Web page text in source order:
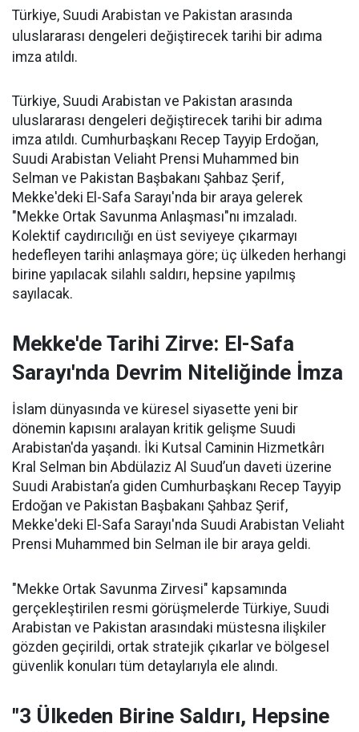
Türkiye, Suudi Arabistan ve Pakistan arasında
uluslararası dengeleri değiştirecek tarihi bir adıma
imza atıldı.
Türkiye, Suudi Arabistan ve Pakistan arasında
uluslararası dengeleri değiştirecek tarihi bir adıma
imza atıldı. Cumhurbaşkanı Recep Tayyip Erdoğan,
Suudi Arabistan Veliaht Prensi Muhammed bin
Selman ve Pakistan Başbakanı Şahbaz Şerif,
Mekke'deki El-Safa Sarayı'nda bir araya gelerek
"Mekke Ortak Savunma Anlaşması"nı imzaladı.
Kolektif caydırıcılığı en üst seviyeye çıkarmayı
hedefleyen tarihi anlaşmaya göre; üç ülkeden herhangi
birine yapılacak silahlı saldırı, hepsine yapılmış
sayılacak.
Mekke'de Tarihi Zirve: El-Safa
Sarayı'nda Devrim Niteliğinde İmza
İslam dünyasında ve küresel siyasette yeni bir
dönemin kapısını aralayan kritik gelişme Suudi
Arabistan'da yaşandı. İki Kutsal Caminin Hizmetkârı
Kral Selman bin Abdülaziz Al Suud’un daveti üzerine
Suudi Arabistan’a giden Cumhurbaşkanı Recep Tayyip
Erdoğan ve Pakistan Başbakanı Şahbaz Şerif,
Mekke'deki El-Safa Sarayı'nda Suudi Arabistan Veliaht
Prensi Muhammed bin Selman ile bir araya geldi.
"Mekke Ortak Savunma Zirvesi" kapsamında
gerçekleştirilen resmi görüşmelerde Türkiye, Suudi
Arabistan ve Pakistan arasındaki müstesna ilişkiler
gözden geçirildi, ortak stratejik çıkarlar ve bölgesel
güvenlik konuları tüm detaylarıyla ele alındı.
"3 Ülkeden Birine Saldırı, Hepsine